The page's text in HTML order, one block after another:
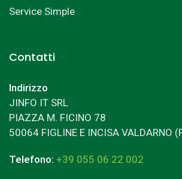
Service Simple
Contatti
Indirizzo
JINFO IT SRL
PIAZZA M. FICINO 78
50064 FIGLINE E INCISA VALDARNO
Telefono: +39 055 06 22 002